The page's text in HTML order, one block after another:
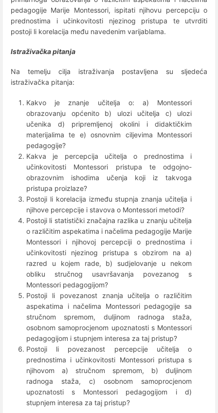
pedagogije Marije Montessori, ispitati njihovu percepciju o
prednostima i učinkovitosti njezinog pristupa te utvrditi
postoji li korelacija među navedenim varijablama.
Istraživačka pitanja
Na temelju cilja istraživanja postavljena su sljedeća
istraživačka pitanja:
Kakvo je znanje učitelja o: a) Montessori
obrazovanju općenito b) ulozi učitelja c) ulozi
učenika d) pripremljenoj okolini i didaktičkim
materijalima te e) osnovnim ciljevima Montessori
pedagogije?
Kakva je percepcija učitelja o prednostima i
učinkovitosti Montessori pristupa te odgojno-
obrazovnim ishodima učenja koji iz takvoga
pristupa proizlaze?
Postoji li korelacija između stupnja znanja učitelja i
njihove percepcije i stavova o Montessori metodi?
Postoji li statistički značajna razlika u znanju učitelja
o različitim aspekatima i načelima pedagogije Marije
Montessori i njihovoj percepciji o prednostima i
učinkovitosti njezinog pristupa s obzirom na a)
razred u kojem rade, b) sudjelovanje u nekom
obliku stručnog usavršavanja povezanog s
Montessori pedagogijom?
Postoji li povezanost znanja učitelja o različitim
aspekatima i načelima Montessori pedagogije sa
stručnom spremom, duljinom radnoga staža,
osobnom samoprocjenom upoznatosti s Montessori
pedagogijom i stupnjem interesa za taj pristup?
Postoji li povezanost percepcije učitelja o
prednostima i učinkovitosti Montessori pristupa s
njihovom a) stručnom spremom, b) duljinom
radnoga staža, c) osobnom samoprocjenom
upoznatosti s Montessori pedagogijom i d)
stupnjem interesa za taj pristup?